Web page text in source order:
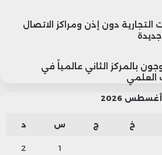
التجارية دون إذن ومراكز الاتصال
بالمركز الثاني عالمياً في
العلمي
أغسطس 2026
خ ج س د
1
2